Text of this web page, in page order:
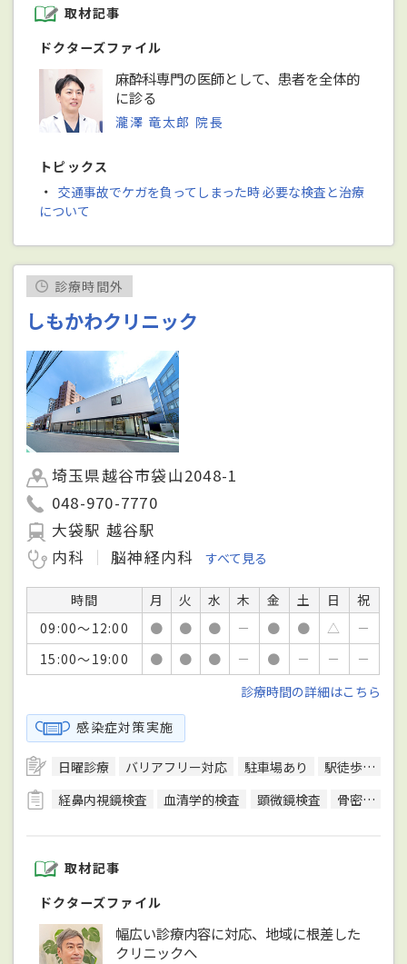
取材記事
ドクターズファイル
麻酔科専門の医師として、患者を全体的
に診る
瀧澤 竜太郎 院長
トピックス
・ 交通事故でケガを負ってしまった時 必要な検査と治療
について
診療時間外
しもかわクリニック
埼玉県越谷市袋山2048-1
048-970-7770
大袋駅 越谷駅
内科
脳神経内科 すべて見る
時間 月 火 水 木 金 土 日
祝
09:00～12:00
● ● ● － ● ● △
－
15:00～19:00
● ● ● － ● － －
－
診療時間の詳細はこちら
感染症対策実施
日曜診療 バリアフリー対応 駐車場あり
駅徒歩5分圏内
経鼻内視鏡検査
血清学的検査 顕微鏡検査 骨密度検査
取材記事
ドクターズファイル
幅広い診療内容に対応、地域に根差した
クリニックへ